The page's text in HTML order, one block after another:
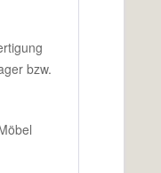
bzw.